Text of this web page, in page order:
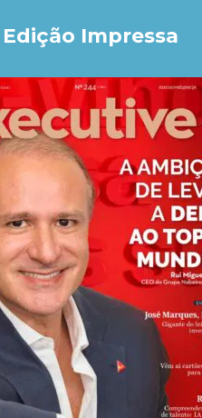
Edição Impressa